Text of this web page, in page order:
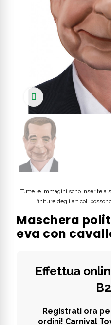
Click to enlarge
Tutte le immagini sono inserite a
finiture degli articoli
Maschera
eva con
Effettua
Registrati ora
ordini! Carnival